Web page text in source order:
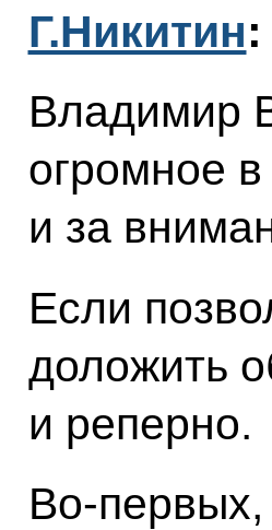
Г.Никитин:
Владимир
огромное
и за
Если
доложить
и реперно.
Во-